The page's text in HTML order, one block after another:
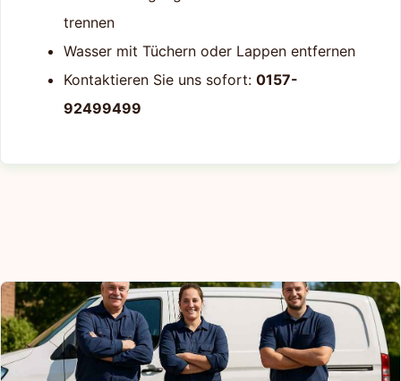
trennen
Wasser mit Tüchern oder Lappen entfernen
Kontaktieren Sie uns sofort: 0157-
92499499